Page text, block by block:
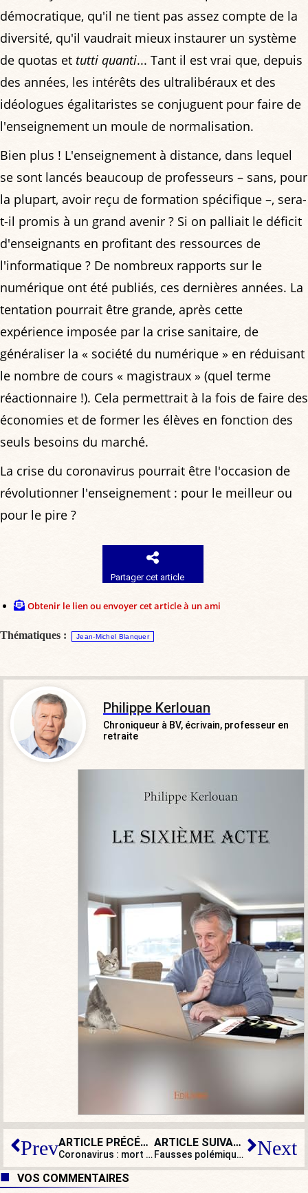
démocratique, qu'il ne tient pas assez compte de la
diversité, qu'il vaudrait mieux instaurer un système
de quotas et tutti quanti... Tant il est vrai que, depuis
des années, les intérêts des ultralibéraux et des
idéologues égalitaristes se conjuguent pour faire de
l'enseignement un moule de normalisation.
Bien plus ! L'enseignement à distance, dans lequel
se sont lancés beaucoup de professeurs – sans, pour
la plupart, avoir reçu de formation spécifique –, sera-
t-il promis à un grand avenir ? Si on palliait le déficit
d'enseignants en profitant des ressources de
l'informatique ? De nombreux rapports sur le
numérique ont été publiés, ces dernières années. La
tentation pourrait être grande, après cette
expérience imposée par la crise sanitaire, de
généraliser la « société du numérique » en réduisant
le nombre de cours « magistraux » (quel terme
réactionnaire !). Cela permettrait à la fois de faire des
économies et de former les élèves en fonction des
seuls besoins du marché.
La crise du coronavirus pourrait être l'occasion de
révolutionner l'enseignement : pour le meilleur ou
pour le pire ?
Partager cet article
Obtenir le lien ou envoyer cet article à un ami
Thématiques : Jean-Michel Blanquer
Philippe Kerlouan
Chroniqueur à BV, écrivain, professeur en
retraite
Prev ARTICLE PRÉCÉDENT
Coronavirus : mort de la construction européenne ?
ARTICLE SUIVANT
Fausses polémiques, jalousie, paranoïa… des virus pires que le Covid-19 ? Next
VOS COMMENTAIRES